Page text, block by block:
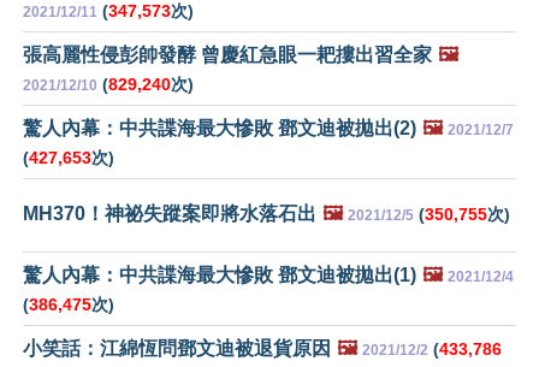
2021/12/11 (347,573次)
張高麗性侵彭帥發酵 曾慶紅急眼一耙摟出習全家 🖼️
2021/12/10 (829,240次)
驚人內幕：中共諜海最大慘敗 鄧文迪被拋出(2) 🖼️ 2021/12/7
(427,653次)
MH370！神祕失蹤案即將水落石出 🖼️ 2021/12/5 (350,755次)
驚人內幕：中共諜海最大慘敗 鄧文迪被拋出(1) 🖼️ 2021/12/4
(386,475次)
小笑話：江綿恆問鄧文迪被退貨原因 🖼️ 2021/12/2 (433,786